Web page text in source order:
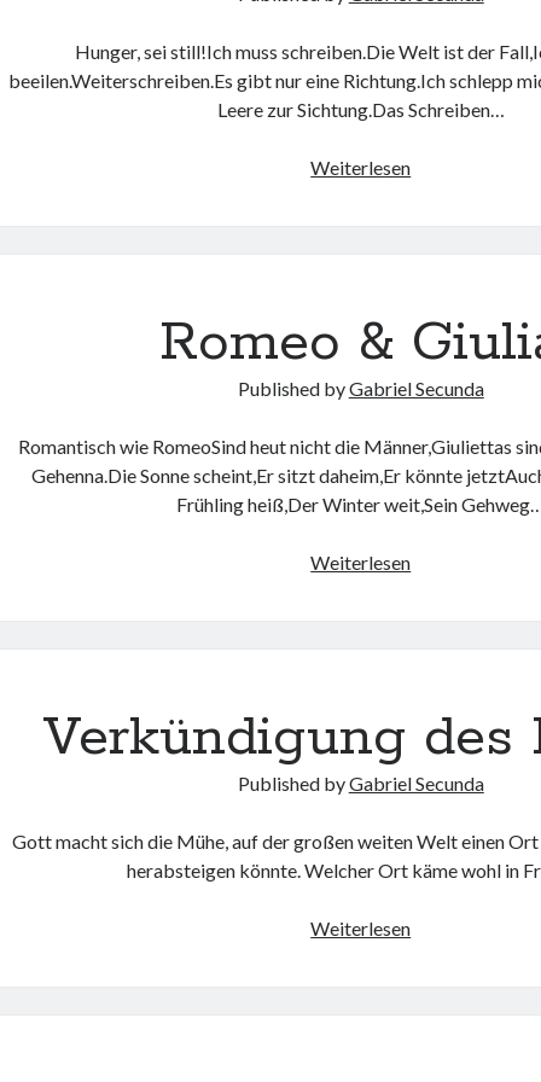
Hunger, sei still!Ich muss schreiben.Die Welt ist der
beeilen.Weiterschreiben.Es gibt nur eine Richtung.Ich schlepp
Leere zur Sichtung.Das Schreiben…
Weiterlesen
Romeo &
Published byGabriel Secunda
Romantisch wie RomeoSind heut nicht die Männer,Giuliettas
Gehenna.Die Sonne scheint,Er sitzt daheim,Er könnte
Frühling heiß,Der Winter weit,Sein
Weiterlesen
Verkündigung des
Published byGabriel Secunda
Gott macht sich die Mühe, auf der großen weiten Welt einen Ort
herabsteigen könnte. Welcher Ort käme wohl in
Weiterlesen